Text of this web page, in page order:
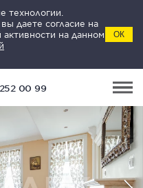
технологии.
даете согласие на
на данном
ОК
00 99